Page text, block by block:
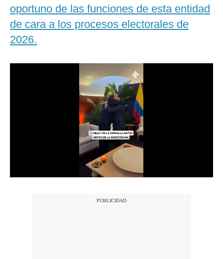
Mix
G de Gestión
Notas Contratadas
oportuno de las funciones de esta entidad
de cara a los procesos electorales de
2026.